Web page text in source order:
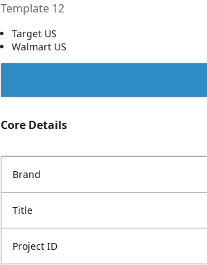
Template 12
Target US
Walmart US
Core Details
Brand
Title
Project ID